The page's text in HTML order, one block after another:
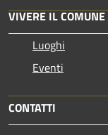
VIVERE IL COMUNE
Luoghi
Eventi
CONTATTI